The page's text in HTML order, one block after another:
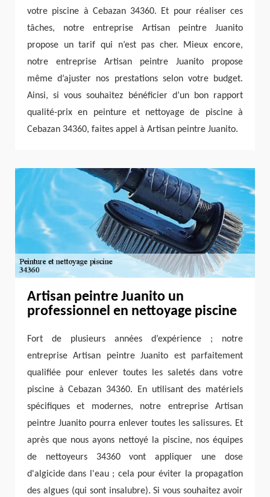
votre piscine à Cebazan 34360. Et pour réaliser ces
tâches, notre entreprise Artisan peintre Juanito
propose un tarif qui n’est pas cher. Mieux encore,
notre entreprise Artisan peintre Juanito propose
même d’ajuster nos prestations selon votre budget.
Ainsi, si vous souhaitez bénéficier d’un bon rapport
qualité-prix en peinture et nettoyage de piscine à
Cebazan 34360, faites appel à Artisan peintre Juanito.
Artisan peintre Juanito un
professionnel en nettoyage piscine
Fort de plusieurs années d’expérience ; notre
entreprise Artisan peintre Juanito est parfaitement
qualifiée pour enlever toutes les saletés dans votre
piscine à Cebazan 34360. En utilisant des matériels
spécifiques et modernes, notre entreprise Artisan
peintre Juanito pourra enlever toutes les salissures. Et
après que nous ayons nettoyé la piscine, nos équipes
de nettoyeurs 34360 vont appliquer une dose
d'algicide dans l'eau ; cela pour éviter la propagation
des algues (qui sont insalubre). Si vous souhaitez avoir